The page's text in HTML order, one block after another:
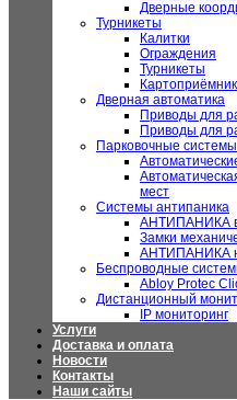
Дверные
Турникеты
Калитки
Ограждения
Турникеты
Дверная автоматика
Приводы для
Приводы для
Парковочные системы
мест
Системы антипаника
АНТИПАНИКА
Замки
АНТИПАНИКА
Беспроводные
Abloy Protec
Дистанционный
IP мониторинг
Услуги
Доставка и оплата
Новости
Контакты
Наши сайты